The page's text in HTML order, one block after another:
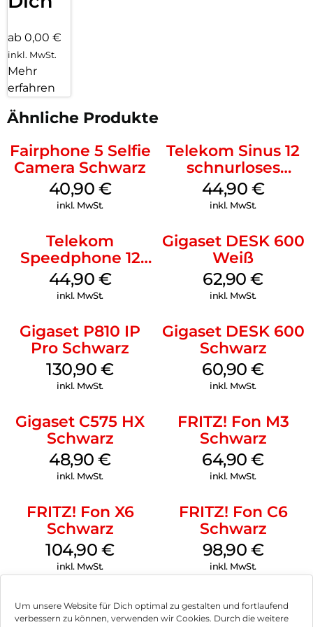
Um unsere Website für Dich optimal zu gestalten und fortlaufend
verbessern zu können, verwenden wir Cookies. Durch die weitere
FRITZ!Fons C6 zur Verfügung und durch Updates kommen
Unbeschwert telefonieren:
Direkt ab Werk ist Ihr FRITZ!Fon C6 mit einer
Sprachverschlüsselung nach neuesten Standards geschützt.
Dafür ist keine zusätzliche Konfiguration Ihrerseits nötig –
Sie können unbesorgt lostelefonieren.
ab 0,00 €
inkl. MwSt.
Mehr
erfahren
Ähnliche Produkte
Fairphone 5 Selfie
Camera Schwarz
40,90 €
inkl. MwSt.
Telekom Sinus 12
schnurloses
Analog Telefon
Weiß
44,90 €
inkl. MwSt.
Telekom
Speedphone 12
Petrol
44,90 €
inkl. MwSt.
Gigaset DESK 600
Weiß
62,90€
inkl. MwSt.
Gigaset P810 IP
Pro Schwarz
130,90€
inkl. MwSt.
Gigaset DESK 600
Schwarz
60,90€
inkl. MwSt.
Gigaset C575 HX
Schwarz
48,90€
inkl. MwSt.
FRITZ! Fon M3
Schwarz
64,90€
inkl. MwSt.
FRITZ! Fon X6
Schwarz
104,90€
inkl. MwSt.
FRITZ! Fon C6
Schwarz
98,90 €
inkl. MwSt.